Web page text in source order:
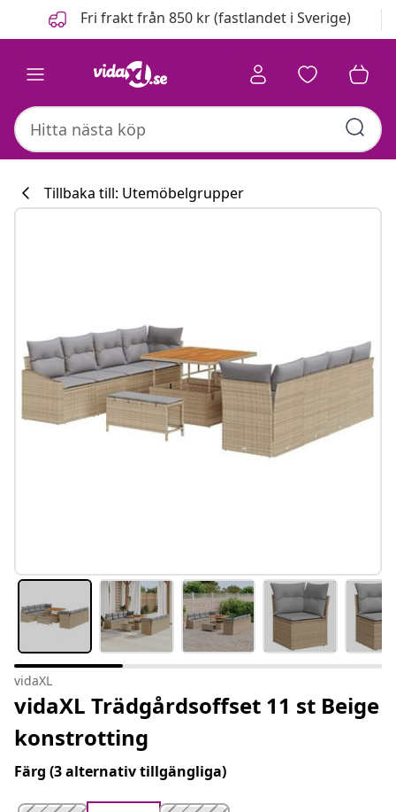
FöregåendeFri frakt från 850 kr (fastlandet i Sverige)
Tillbaka till: Utemöbelgrupper
vidaXL
vidaXL Trädgårdsoffset 11 st Beige
konstrotting
Färg (3 alternativ tillgängliga)